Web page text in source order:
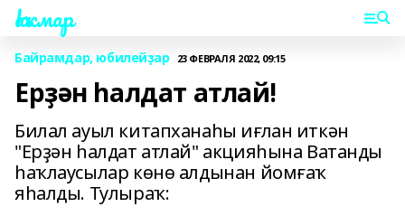
Һаҡмар
Байрамдар, юбилейҙар 23 ФЕВРАЛЯ 2022, 09:15
Ерҙән һалдат атлай!
Билал ауыл китапханаһы иғлан иткән
"Ерҙән һалдат атлай" акцияһына Ватанды
һаҡлаусылар көнө алдынан йомғаҡ
яһалды. Тулыраҡ: